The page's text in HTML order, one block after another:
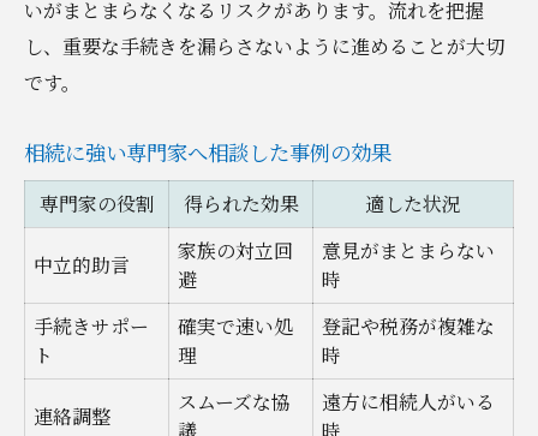
いがまとまらなくなるリスクがあります。流れを把握
し、重要な手続きを漏らさないように進めることが大切
です。
相続に強い専門家へ相談した事例の効果
専門家の役割 得られた効果 適した状況
中立的助言
家族の対立回
避
意見がまとまらない
時
手続きサポー
ト
確実で速い処
理
登記や税務が複雑な
時
連絡調整
スムーズな協
議
遠方に相続人がいる
時